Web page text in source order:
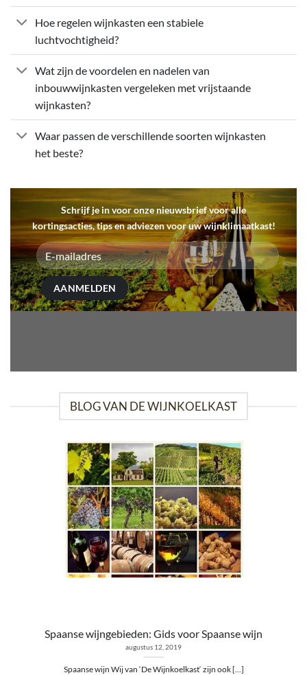
Hoe regelen wijnkasten een stabiele
luchtvochtigheid?
Wat zijn de voordelen en nadelen van
inbouwwijnkasten vergeleken met vrijstaande
wijnkasten?
Waar passen de verschillende soorten wijnkasten
het beste?
Schrijf je in voor onze nieuwsbrief voor alle
kortingsacties, tips en adviezen voor uw wijnklimaatkast!
BLOG VAN DE WIJNKOELKAST
Spaanse wijngebieden: Gids voor Spaanse wijn
augustus 12, 2019
Spaanse wijn Wij van ‘De Wijnkoelkast‘ zijn ook [...]